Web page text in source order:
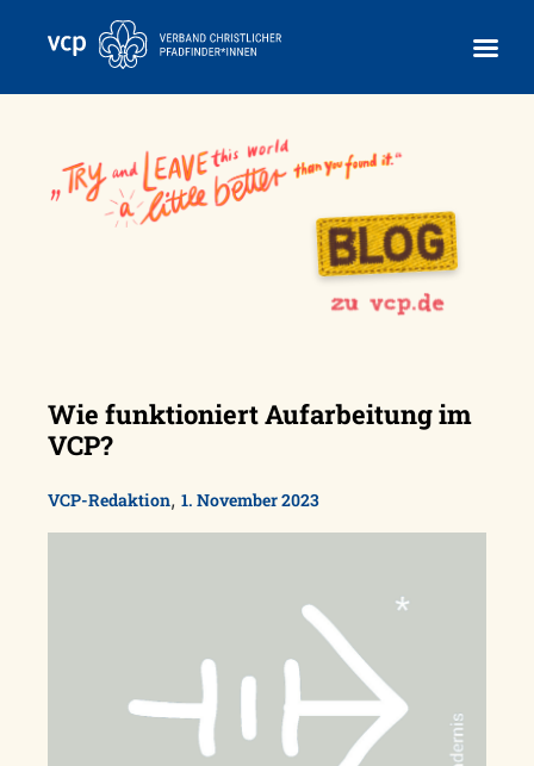
Wie funktioniert Aufarbeitung im
VCP?
VCP-Redaktion, 1. November 2023